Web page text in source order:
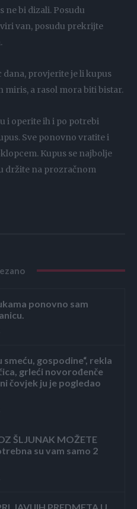
ne bi dizali. Posudu
van, posudu prekrijte
dana, provjerite je li kupus
a rasol mora biti bistar.
i operite ih i po potrebi
Sve ponovno vratite i
Kupus se najbolje
držite na prozračnom
ponovno sam
smeću, gospodine“, rekla
grleći novorođenče
čovjek ju je pogledao
ŠLJUNAK MOŽETE
su vam samo 2